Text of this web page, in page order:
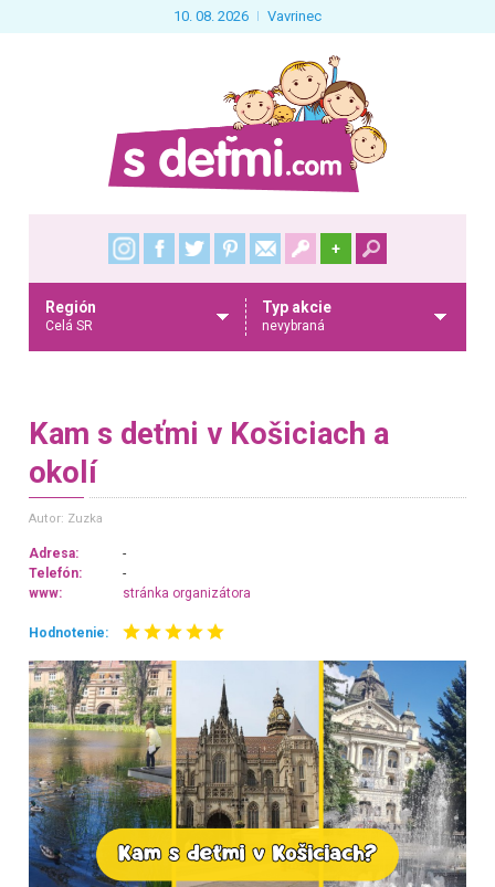
10. 08. 2026 Vavrinec
+
Región
Celá SR
Typ akcie
nevybraná
Kam s deťmi v Košiciach a
okolí
Autor: Zuzka
Adresa:
-
Telefón:
-
www:
stránka organizátora
Hodnotenie: